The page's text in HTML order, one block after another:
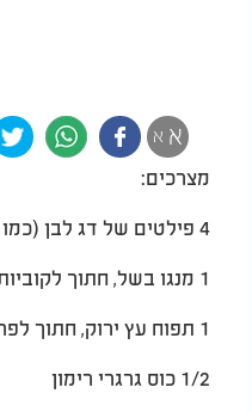
א א
מצרכים:
4 פילטים של דג לבן (כמו דניס, בס או מושט)
1 מנגו בשל, חתוך לקוביות
1 תפוח עץ ירוק, חתוך לפרוסות דקות
1/2 כוס גרגרי רימון